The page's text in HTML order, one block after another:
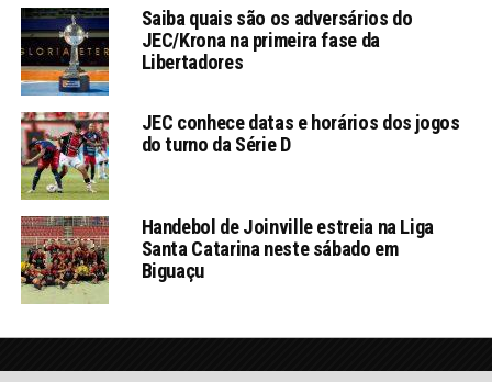
Saiba quais são os adversários do
JEC/Krona na primeira fase da
Libertadores
JEC conhece datas e horários dos jogos
do turno da Série D
Handebol de Joinville estreia na Liga
Santa Catarina neste sábado em
Biguaçu